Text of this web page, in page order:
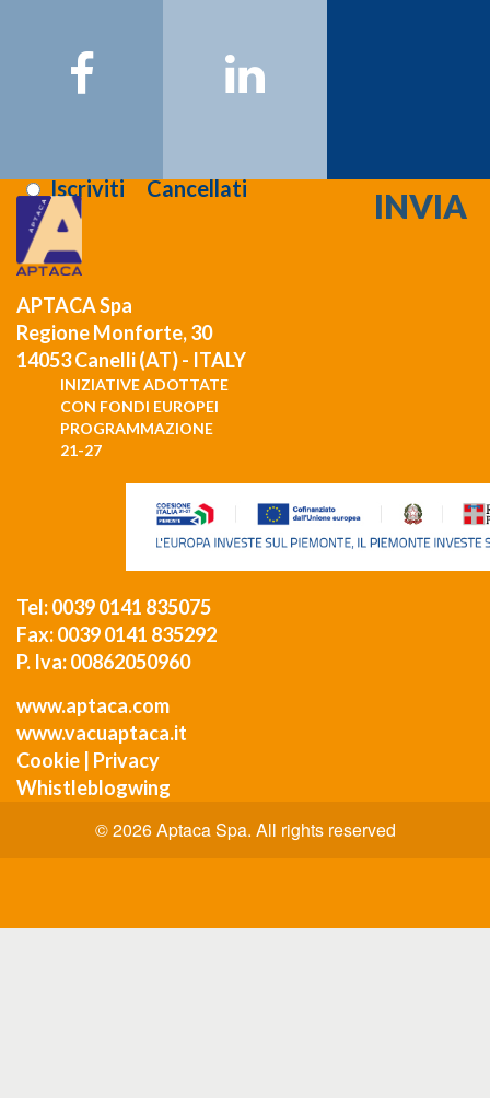
Email:
IscrivitiCancellati
APTACA Spa
Regione Monforte, 30
14053 Canelli (AT) - ITALY
INIZIATIVE ADOTTATE
CON FONDI EUROPEI
PROGRAMMAZIONE
21-27
Tel: 0039 0141 835075
Fax: 0039 0141 835292
P. Iva: 00862050960
www.aptaca.com
www.vacuaptaca.it
Cookie Privacy
Whistleblogwing
© 2026 Aptaca Spa. All rights reserved